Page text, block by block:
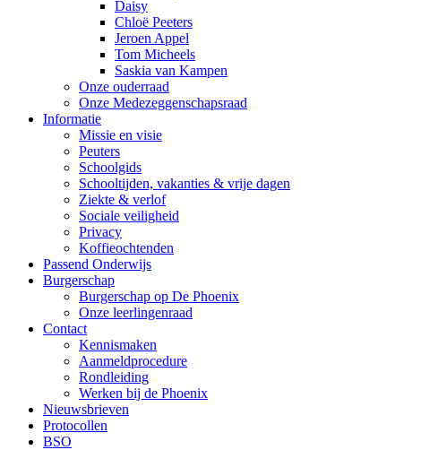
Daisy
Chloë Peeters
Jeroen Appel
Tom Micheels
Saskia van Kampen
Onze ouderraad
Onze Medezeggenschapsraad
Informatie
Missie en visie
Peuters
Schoolgids
Schooltijden, vakanties & vrije dagen
Ziekte & verlof
Sociale veiligheid
Privacy
Koffieochtenden
Passend Onderwijs
Burgerschap
Burgerschap op De Phoenix
Onze leerlingenraad
Contact
Kennismaken
Aanmeldprocedure
Rondleiding
Werken bij de Phoenix
Nieuwsbrieven
Protocollen
BSO